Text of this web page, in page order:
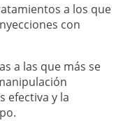
a los que
con
a las que más se
efectiva y la